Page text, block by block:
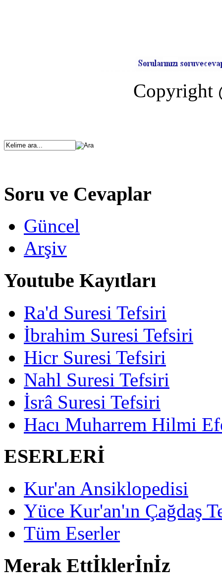
Copyright
Soru ve Cevaplar
Güncel
Arşiv
Youtube Kayıtları
Ra'd Suresi Tefsiri
İbrahim Suresi Tefsiri
Hicr Suresi Tefsiri
Nahl Suresi Tefsiri
İsrâ Suresi Tefsiri
Hacı Muharrem Hilmi
ESERLERİ
Kur'an Ansiklopedisi
Yüce Kur'an'ın Çağdaş
Tüm Eserler
Merak Ettİklerİnİz